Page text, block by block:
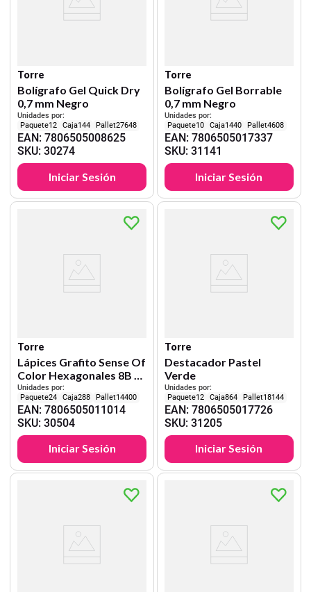
Torre
Bolígrafo Gel Quick Dry
0,7 mm Negro
Unidades por:
12
144 27648
EAN:7806505008625
SKU:30274
Iniciar Sesión
Torre
Bolígrafo Gel Borrable
0,7 mm Negro
Unidades por:
10
1440 4608
EAN: 7806505017337
SKU: 31141
Iniciar Sesión
Torre
Lápices Grafito Sense Of
Color Hexagonales 8B 6
Unid.
Unidades por:
24
288 14400
EAN:7806505011014
SKU:30504
Iniciar Sesión
Torre
Destacador Pastel
Verde
Unidades por:
12
864 18144
EAN: 7806505017726
SKU: 31205
Iniciar Sesión